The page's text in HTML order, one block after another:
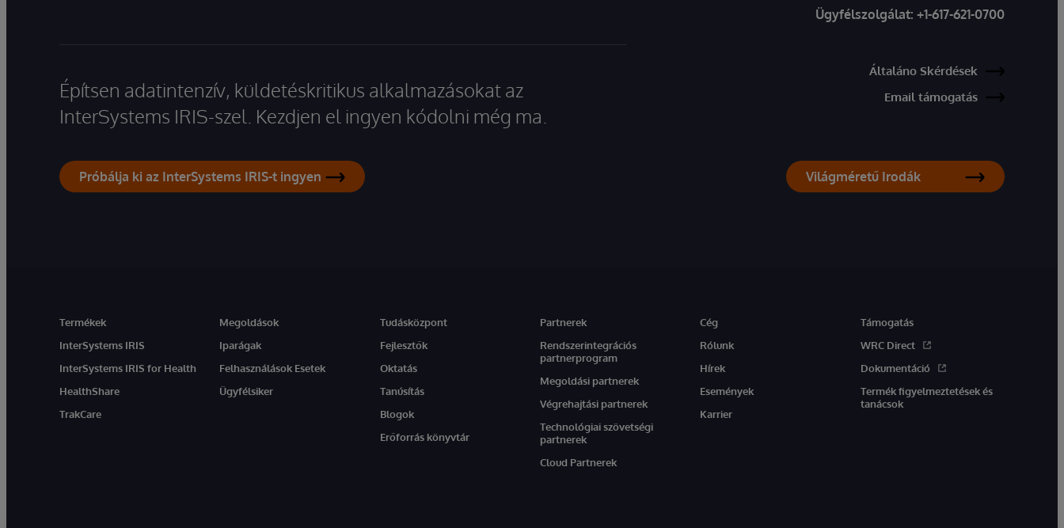
Építsen adatintenzív, küldetéskritikus alkalmazásokat az
InterSystems IRIS-szel. Kezdjen el ingyen kódolni még ma.
Próbálja ki az InterSystems IRIS-t ingyen
Ügyfélszolgálat: +1-617-621-0700
Általáno Skérdések
Email támogatás
Világméretű Irodák
Termékek
InterSystems IRIS
InterSystems IRIS for Health
HealthShare
TrakCare
Megoldások
Iparágak
Felhasználások Esetek
Ügyfélsiker
Tudásközpont
Fejlesztők
Oktatás
Tanúsítás
Blogok
Erőforrás könyvtár
Partnerek
Rendszerintegrációs
partnerprogram
Megoldási partnerek
Végrehajtási partnerek
Technológiai szövetségi
partnerek
Cloud Partnerek
Cég
Rólunk
Hírek
Események
Karrier
Támogatás
WRC Direct
Dokumentáció
Termék figyelmeztetések és
tanácsok